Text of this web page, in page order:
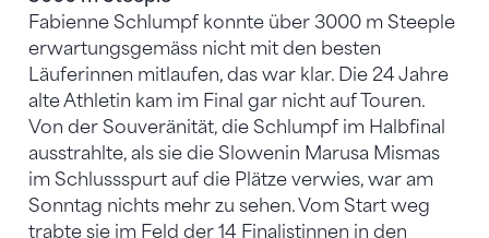
Fabienne Schlumpf konnte über 3000 m Steeple
erwartungsgemäss nicht mit den besten
Läuferinnen mitlaufen, das war klar. Die 24 Jahre
alte Athletin kam im Final gar nicht auf Touren.
Von der Souveränität, die Schlumpf im Halbfinal
ausstrahlte, als sie die Slowenin Marusa Mismas
im Schlussspurt auf die Plätze verwies, war am
Sonntag nichts mehr zu sehen. Vom Start weg
trabte sie im Feld der 14 Finalistinnen in den